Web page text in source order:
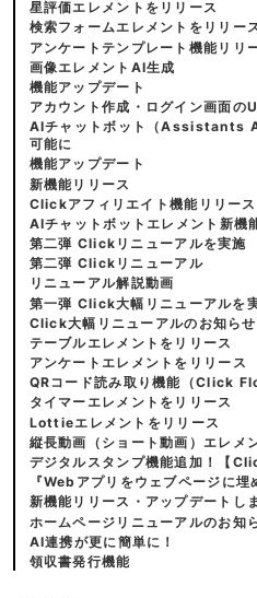
星評価エレメントをリリース
検索フォームエレメントをリリー
アンケートテンプレート機能リリ
画像エレメントAI生成
機能アップデート
アカウント作成・ログイン画面の
AIチャットボット（Assistants
可能に
機能アップデート
新機能リリース
Clickアフィリエイト機能リリース
AIチャットボットエレメント新機
第二弾 Clickリニューアルを実施
第二弾 Clickリニューアル
リニューアル解説動画
第一弾 Click大幅リニューアルを
Click大幅リニューアルのお知らせ
テーブルエレメントをリリース
アンケートエレメントをリリース
QRコード読み取り機能（Click
タイマーエレメントをリリース
Lottieエレメントをリリース
縦長動画（ショート動画）エレメ
デジタルスタンプ機能追加！【
『Webアプリをウェブページに
新機能リリース・アップデートし
ホームページリニューアルのお知
AI連携が更に簡単に！
領収書発行機能